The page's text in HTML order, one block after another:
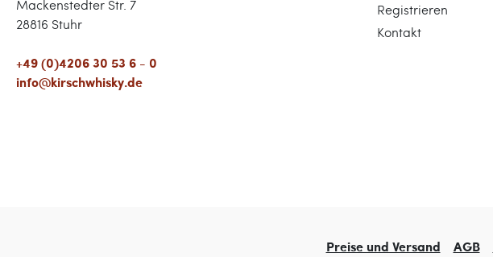
Mackenstedter Str. 7
28816 Stuhr
+49 (0)4206 30 53 6 - 0
info@kirschwhisky.de
Registrieren
Kontakt
Preise und Versand AGB